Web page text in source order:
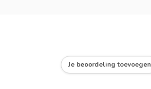
Je beoordeling toevoegen